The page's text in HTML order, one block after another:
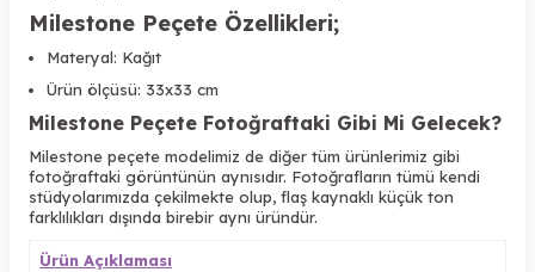
Milestone Peçete Özellikleri;
Materyal: Kağıt
Ürün ölçüsü: 33x33 cm
Milestone Peçete Fotoğraftaki Gibi Mi Gelecek?
Milestone peçete modelimiz de diğer tüm ürünlerimiz gibi
fotoğraftaki görüntünün aynısıdır. Fotoğrafların tümü kendi
stüdyolarımızda çekilmekte olup, flaş kaynaklı küçük ton
farklılıkları dışında birebir aynı üründür.
Ürün Açıklaması